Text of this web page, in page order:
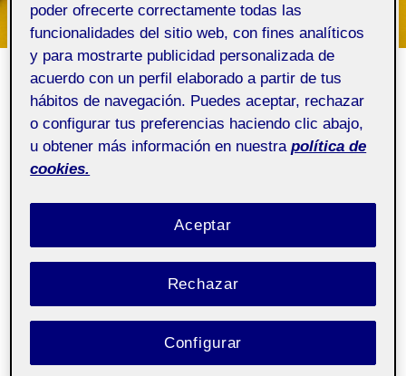
¿Quién soy?
Inicio/¿Quién soy?
Pública
¡Hola!
automáticamente. Esta página es
puede ver todo el mundo. Es interesante que haya
contenidos públicos en tu espacio Folio, como
esta página de presentación. Asi, si alguien lo
poder ofrecerte correctamente todas las
funcionalidades del sitio web, con fines analíticos
y para mostrarte publicidad personalizada de
acuerdo con un perfil elaborado a partir de tus
hábitos de navegación. Puedes aceptar, rechazar
o configurar tus preferencias haciendo clic abajo,
u obtener más información en nuestra política de
cookies.
Rechazar
Aceptar
Configurar